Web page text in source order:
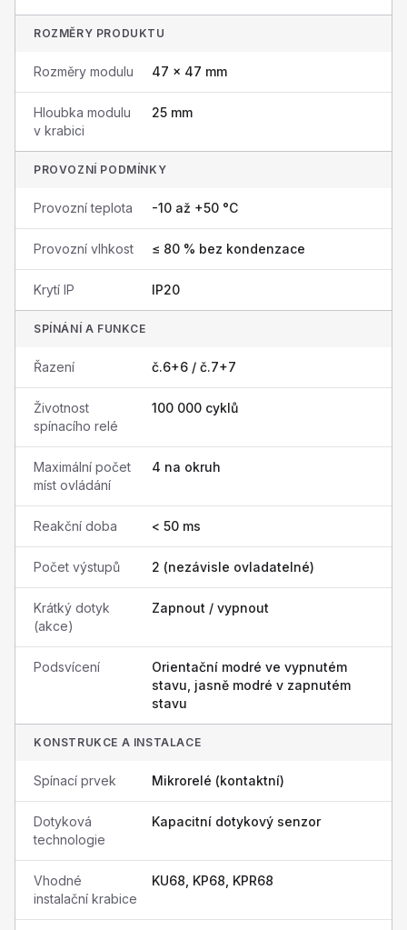
ROZMĚRY PRODUKTU
Rozměry modulu 47 × 47 mm
Hloubka modulu
v krabici
25 mm
PROVOZNÍ PODMÍNKY
Provozní teplota -10 až +50 °C
Provozní vlhkost ≤ 80 % bez kondenzace
Krytí IP IP20
SPÍNÁNÍ A FUNKCE
Řazení č.6+6 / č.7+7
Životnost
spínacího relé
100 000 cyklů
Maximální počet
míst ovládání
4 na okruh
Reakční doba < 50 ms
Počet výstupů 2 (nezávisle ovladatelné)
Krátký dotyk
(akce)
Zapnout / vypnout
Podsvícení
Orientační modré ve vypnutém
stavu, jasně modré v zapnutém
stavu
KONSTRUKCE A INSTALACE
Spínací prvek Mikrorelé (kontaktní)
Dotyková
technologie
Kapacitní dotykový senzor
Vhodné
instalační krabice
KU68, KP68, KPR68